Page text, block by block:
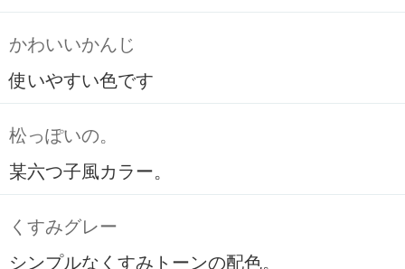
かわいいかんじ
使いやすい色です
松っぽいの。
某六つ子風カラー。
くすみグレー
シンプルなくすみトーンの配色。